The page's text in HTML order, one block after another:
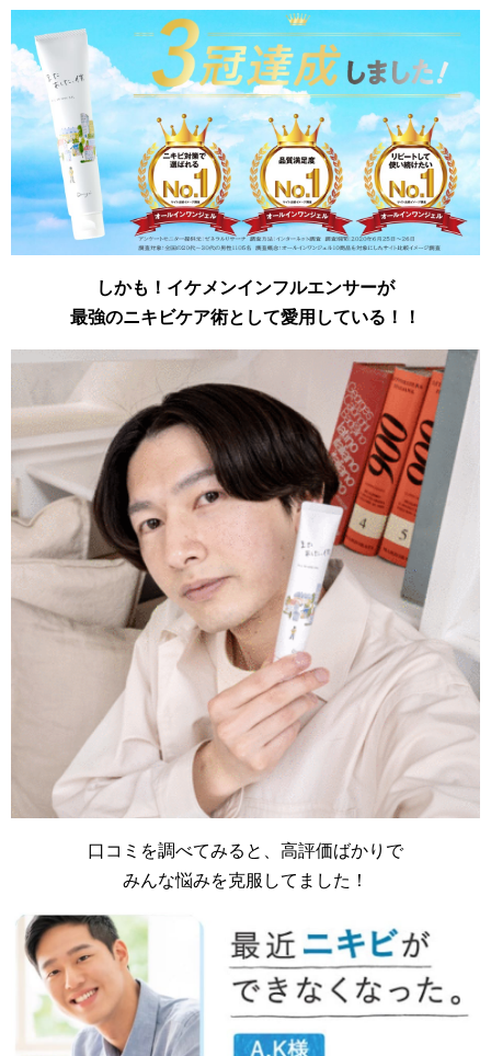
しかも！イケメンインフルエンサーが
最強のニキビケア術として愛用している！！
口コミを調べてみると、高評価ばかりで
みんな悩みを克服してました！